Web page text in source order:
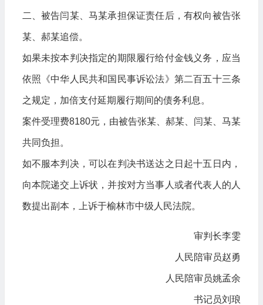
二、被告闫某、马某承担保证责任后，有权向被告张
某、郝某追偿。
如果未按本判决指定的期限履行给付金钱义务，应当
依照《中华人民共和国民事诉讼法》第二百五十三条
之规定，加倍支付延期履行期间的债务利息。
案件受理费8180元，由被告张某、郝某、闫某、马某
共同负担。
如不服本判决，可以在判决书送达之日起十五日内，
向本院递交上诉状，并按对方当事人或者代表人的人
数提出副本，上诉于榆林市中级人民法院。
审判长李雯
人民陪审员赵勇
人民陪审员姚孟余
书记员刘琅